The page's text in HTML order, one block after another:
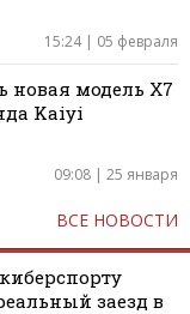
15:24 | 05 февраля
новая модель X7
Kaiyi
09:08 | 25 января
ВСЕ НОВОСТИ
заезд в